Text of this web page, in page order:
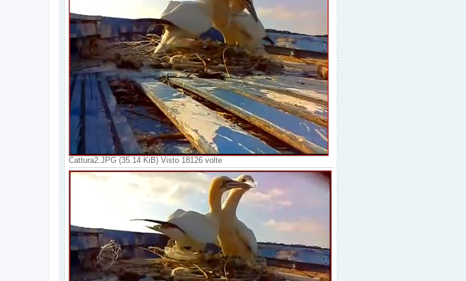
Cattura2.JPG (35.14 KiB) Visto 18126 volte